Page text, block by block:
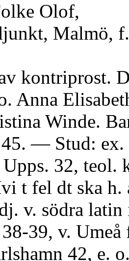
Olof,
Malmö,
kontriprost.
Anna
Winde.
— Stud:
32, teol.
t fel dt ska h.
v. södra
39, v. Umeå
42, e.